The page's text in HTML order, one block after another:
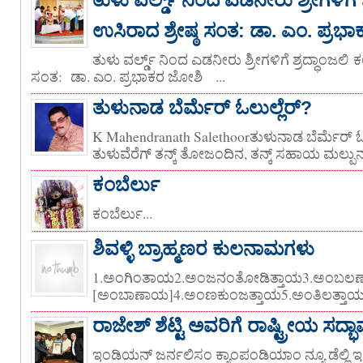
ಉಸಿರಾದ ಶ್ರೇಷ್ಠ ಸಂತ: ಡಾ. ಎಂ.
ತುಳು ವರ್ಲ್ಡ್ ನಿಂದ ಎಡನೀರು ಶ್ರೀಗಳಿಗೆ ಶ್ರದ್ಧಾಂಜಲಿ
ಸಂತ: ಡಾ. ಎಂ. ಪ್ರಭಾಕರ ಜೋಶಿ ‌‌‌ ...
ತುಳುನಾಡ ಬೆರ್ಮೆರ್ ಓಲುಲ್ಲೆರ್?
K Mahendranath Salethoorತುಳುನಾಡ ಬೆರ್ಮೆರ್
ತುಳುವೆರೆಗ್ ತನ್ಕ್ ತೋಜಂದಿನ, ತನ್ಕ್ ಸಹಾಯ
ಕಂಬೆರ್ಲು
ಕಂಬೆರ್ಲು...
ಶಿವಳ್ಳಿ ಬ್ರಾಹ್ಮಣರ ಕುಲನಾಮಗಳು
ರಾಜೇಶ್ ಶೆಟ್ಟಿ ಅವರಿಗೆ ರಾಷ್ಟ್ರೀಯ
ಇಂಡಿಯನ್ ಜರ್ನಲಿಸಂ ಕ್ಯಾಂಪಂಡಿಯಾಂ ನ್ಯೂ ಡೆಲ್ಲಿ